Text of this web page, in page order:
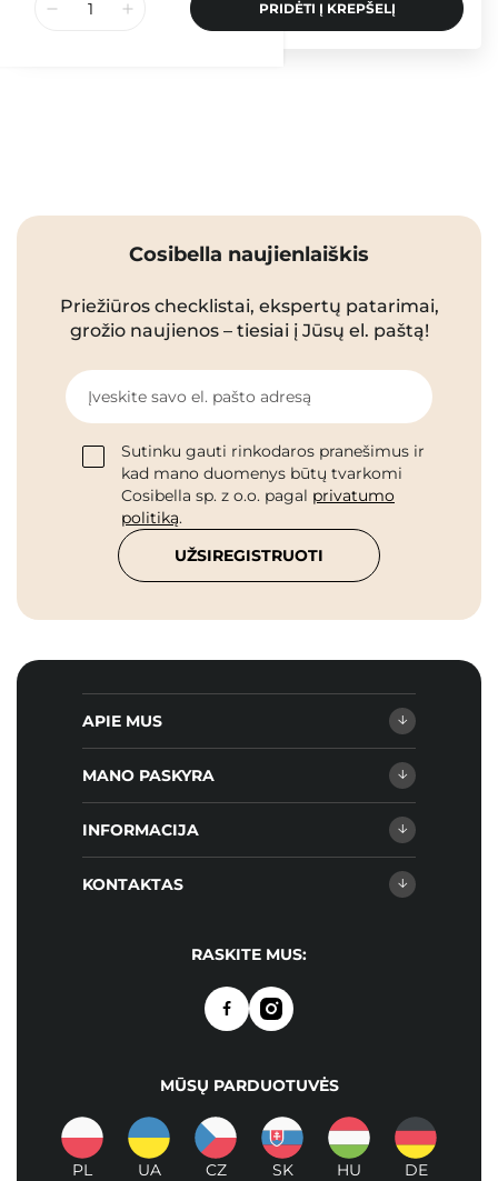
PRIDĖTI Į KREPŠELĮ
Cosibella naujienlaiškis
Priežiūros checklistai, ekspertų patarimai,
grožio naujienos – tiesiai į Jūsų el. paštą!
Įveskite savo el. pašto adresą
Sutinku gauti rinkodaros pranešimus ir
kad mano duomenys būtų tvarkomi
Cosibella sp. z o.o. pagal privatumo
politiką.
UŽSIREGISTRUOTI
APIE MUS
MANO PASKYRA
INFORMACIJA
KONTAKTAS
RASKITE MUS:
MŪSŲ PARDUOTUVĖS
PL UA CZ SK HU DE